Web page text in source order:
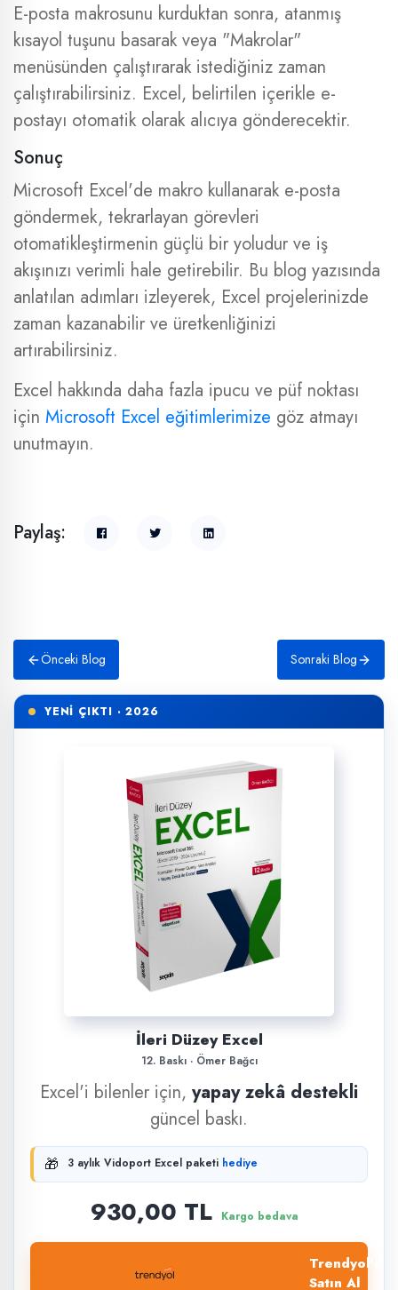
E-posta makrosunu kurduktan sonra, atanmış
kısayol tuşunu basarak veya "Makrolar"
menüsünden çalıştırarak istediğiniz zaman
çalıştırabilirsiniz. Excel, belirtilen içerikle e-
postayı otomatik olarak alıcıya gönderecektir.
Sonuç
Microsoft Excel'de makro kullanarak e-posta
göndermek, tekrarlayan görevleri
otomatikleştirmenin güçlü bir yoludur ve iş
akışınızı verimli hale getirebilir. Bu blog yazısında
anlatılan adımları izleyerek, Excel projelerinizde
zaman kazanabilir ve üretkenliğinizi
artırabilirsiniz.
Excel hakkında daha fazla ipucu ve püf noktası
için Microsoft Excel eğitimlerimize göz atmayı
unutmayın.
Paylaş:
Önceki Blog Sonraki Blog
YENİ ÇIKTI · 2026
İleri Düzey Excel
12. Baskı · Ömer Bağcı
Excel'i bilenler için, yapay zekâ destekli
güncel baskı.
🎁 3 aylık Vidoport Excel paketi hediye
930,00 TL Kargo bedava
Trendyol'dan
Satın Al